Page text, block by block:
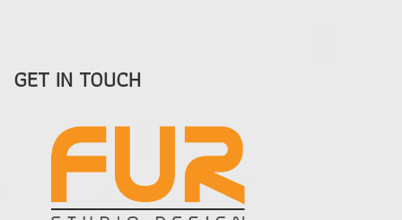
GET IN TOUCH